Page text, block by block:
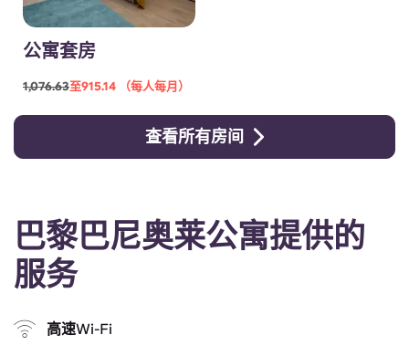
公寓套房
1,076.63至915.14 （每人每月）
查看所有房间
巴黎巴尼奥莱公寓提供的
服务
高速Wi-Fi